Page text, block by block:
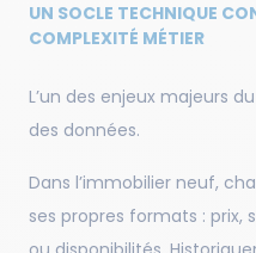
UN SOCLE TECHNIQUE
COMPLEXITÉ MÉTIER
L’un des enjeux majeurs
des données.
Dans l’immobilier neuf,
ses propres formats : prix,